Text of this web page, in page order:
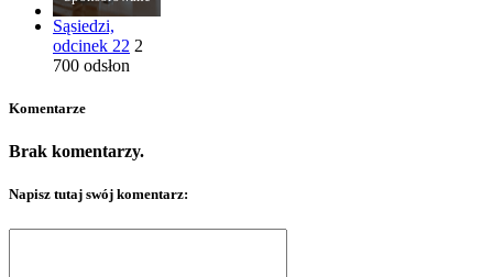
Sąsiedzi,
odcinek 22 2
700 odsłon
Komentarze
Brak komentarzy.
Napisz tutaj swój komentarz: